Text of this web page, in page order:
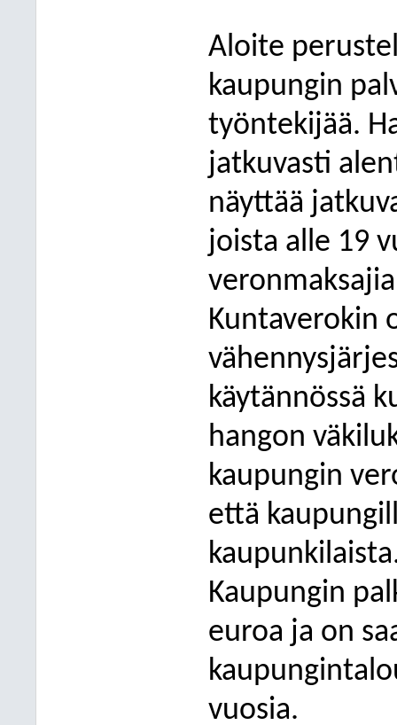
Aloite
kaupungin
työntekijää.
jatkuvasti
näyttää
joista alle 19
Kuntaverokin
käytännössä
hangon
kaupungin
että
Kaupungin
euroa ja on
vuosia.